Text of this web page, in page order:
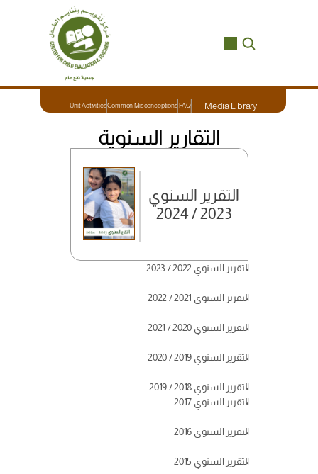
التقرير السنوي 2022 / 2023
التقرير السنوي 2021 / 2022
التقرير السنوي 2020 / 2021
التقرير السنوي 2019 / 2020
التقرير السنوي 2018 / 2019
التقرير السنوي 2017
التقرير السنوي 2016
التقرير السنوي 2015
التقارير السنوية
التقرير السنوي
2023 / 2024
Media Library
Unit Activities FAQ
Common Misconceptions